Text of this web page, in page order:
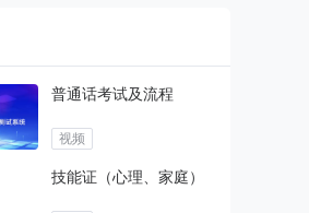
普通话考试及流程
视频
技能证（心理、家庭）